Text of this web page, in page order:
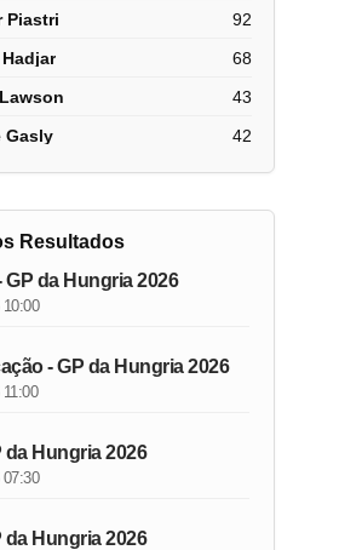
Piastri 92
68
43
Gasly 42
Resultados
GP da Hungria 2026
10:00
- GP da Hungria 2026
da Hungria 2026
07:30
da Hungria 2026